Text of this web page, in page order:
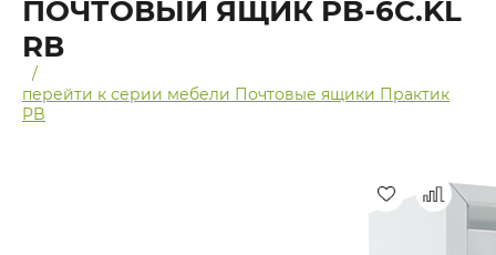
ПОЧТОВЫЙ ЯЩИК PB-6C.KL
RВ
/
перейти к серии мебели Почтовые ящики Практик
PB